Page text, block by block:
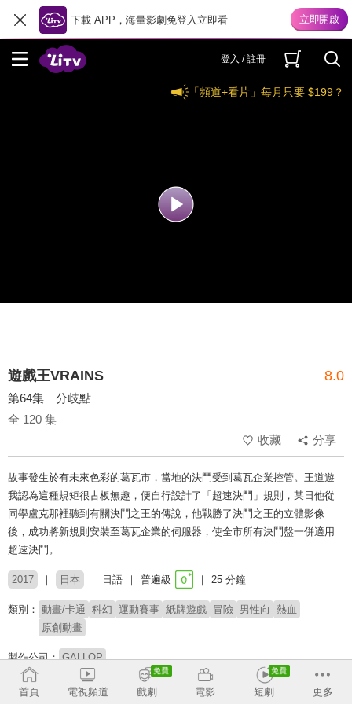
下載 APP，海量影劇免登入立即看
登入 / 註冊
「頻道+看片」每月只要 $199？
遊戲王VRAINS 8.0
第64集 分歧點
全 120 集
收藏
分享
故事發生於有未來色彩的葛瓦市，當地的決鬥受到葛瓦企業控管。王道遊
我認為這種規矩很古板無趣，便自行設計了「超速決鬥」規則，某日他從
同學盧克那裡聽到有關決鬥之王的傳說，他戰勝了決鬥之王的立體影像
後，成功將新規則安裝至葛瓦企業的伺服器，使全市所有決鬥盤一併適用
超速決鬥。
2017 日本 日語 普遍級 25 分鐘
類別： 動畫/卡通 科幻 運動賽事 紙牌遊戲 冒險 男性向
熱血
原創動畫
製作公司： GALLOP
導演： 細田雅弘 佐藤龍雄
首頁 電視頻道 戲劇 電影 短劇 更多